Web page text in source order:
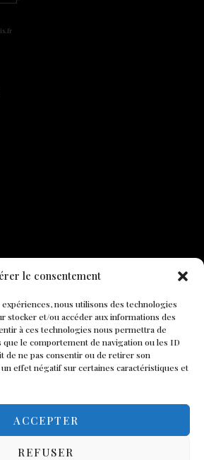
le consentement
nous utilisons des technologies
stocker et/ou accéder aux informations des
à ces technologies nous permettra de
le comportement de navigation ou les ID
de ne pas consentir ou de retirer son
effet négatif sur certaines caractéristiques et
ACCEPTER
REFUSER